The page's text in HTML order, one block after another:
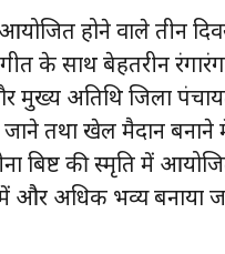
होने वाले तीन
के साथ बेहतरीन
मुख्य अतिथि जिला
जाने तथा खेल मैदान बनाने
बिष्ट की स्मृति में
और अधिक भव्य बनाया